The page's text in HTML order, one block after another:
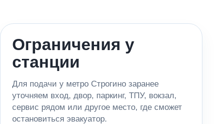
Ограничения у
станции
Для подачи у метро Строгино заранее
уточняем вход, двор, паркинг, ТПУ, вокзал,
сервис рядом или другое место, где сможет
остановиться эвакуатор.